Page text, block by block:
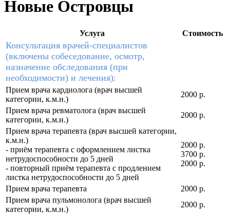
Новые Островцы
Услуга Стоимость
Консультация врачей-специалистов
(включены собеседование, осмотр,
назначение обследования (при
необходимости) и лечения):
Прием врача кардиолога (врач высшей
категории, к.м.н.)
2000 р.
Прием врача ревматолога (врач высшей
категории, к.м.н.)
2000 р.
Прием врача терапевта (врач высшей категории,
к.м.н.)
- приём терапевта c оформлением листка
нетрудоспособности до 5 дней
- повторный приём терапевта с продлением
листка нетрудоспособности до 5 дней
2000 р.
3700 р.
2000 р.
Прием врача терапевта
2000 р.
Прием врача пульмонолога (врач высшей
категории, к.м.н.)
2000 р.